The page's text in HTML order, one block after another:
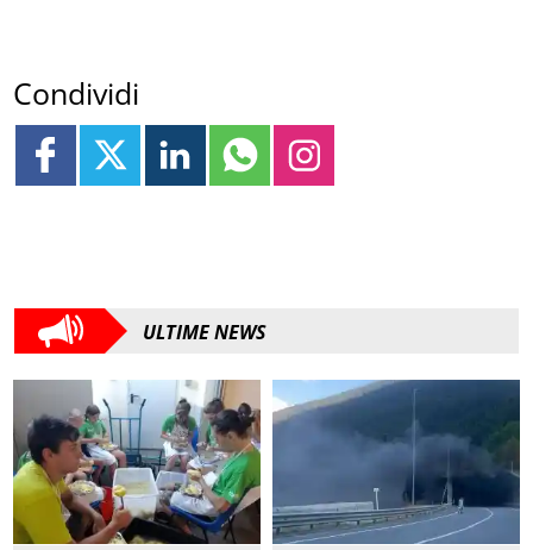
Condividi
ULTIME NEWS